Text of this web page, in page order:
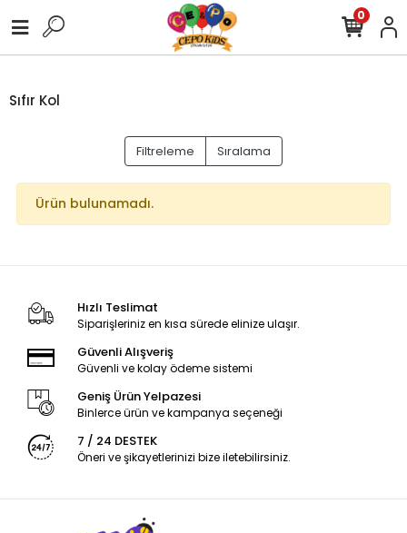
0
Sıfır Kol
Filtreleme Sıralama
Ürün bulunamadı.
Hızlı Teslimat
Siparişleriniz en kısa sürede elinize ulaşır.
Güvenli Alışveriş
Güvenli ve kolay ödeme sistemi
Geniş Ürün Yelpazesi
Binlerce ürün ve kampanya seçeneği
7 / 24 DESTEK
Öneri ve şikayetlerinizi bize iletebilirsiniz.